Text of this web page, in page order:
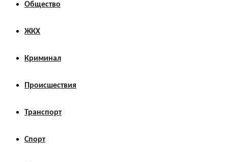
Общество
ЖКХ
Криминал
Происшествия
Транспорт
Спорт